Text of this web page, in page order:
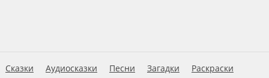
Сказки Аудиосказки Песни Загадки Раскраски